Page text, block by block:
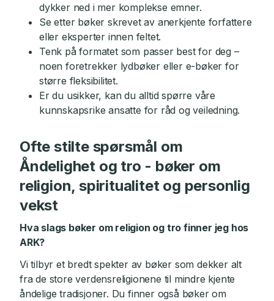
dykker ned i mer komplekse emner.
Se etter bøker skrevet av anerkjente forfattere
eller eksperter innen feltet.
Tenk på formatet som passer best for deg –
noen foretrekker lydbøker eller e-bøker for
større fleksibilitet.
Er du usikker, kan du alltid spørre våre
kunnskapsrike ansatte for råd og veiledning.
Ofte stilte spørsmål om
Åndelighet og tro - bøker om
religion, spiritualitet og personlig
vekst
Hva slags bøker om religion og tro finner jeg hos
ARK?
Vi tilbyr et bredt spekter av bøker som dekker alt
fra de store verdensreligionene til mindre kjente
åndelige tradisjoner. Du finner også bøker om